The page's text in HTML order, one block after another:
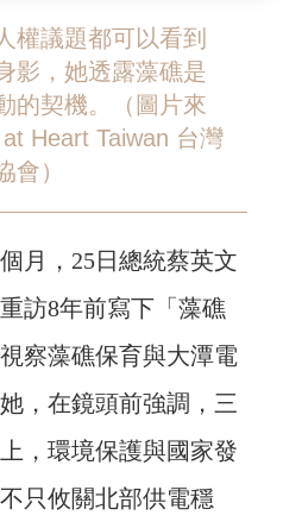
權議題都可以看到
影，她透露藻礁是
的契機。（圖片來
Heart Taiwan 台灣
會）
月，25日總統蔡英文
訪8年前寫下「藻礁
察藻礁保育與大潭電
，在鏡頭前強調，三
，環境保護與國家發
只攸關北部供電穩